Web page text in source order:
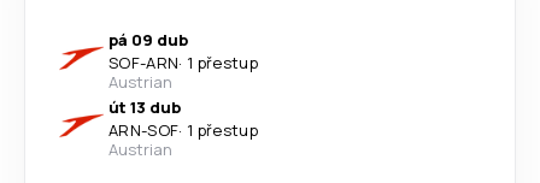
pá 09 dub
SOF-ARN· 1 přestup
Austrian
út 13 dub
ARN-SOF· 1 přestup
Austrian